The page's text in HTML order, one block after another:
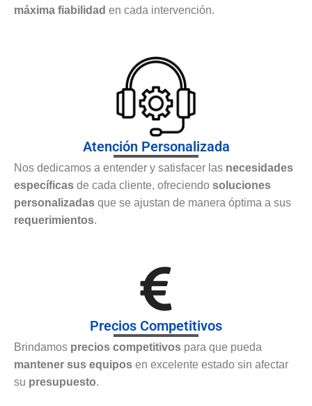
máxima fiabilidad en cada intervención.
Atención Personalizada
Nos dedicamos a entender y satisfacer las necesidades
específicas de cada cliente, ofreciendo soluciones
personalizadas que se ajustan de manera óptima a sus
requerimientos.
Precios Competitivos
Brindamos precios competitivos para que pueda
mantener sus equipos en excelente estado sin afectar
su presupuesto.